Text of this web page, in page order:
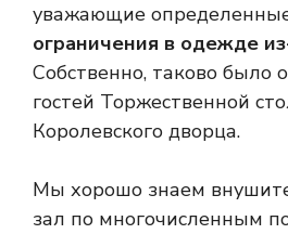
уважающие
ограничения в одежде
Собственно, таково было
гостей Торжественной
Королевского дворца.
Мы хорошо знаем
зал по многочисленным